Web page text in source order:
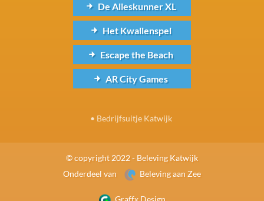
De Alleskunner XL
Het Kwallenspel
Escape the Beach
AR City Games
• Bedrijfsuitje Katwijk
© copyright 2022 - Beleving Katwijk
Onderdeel van
Beleving aan Zee
Graffx Design